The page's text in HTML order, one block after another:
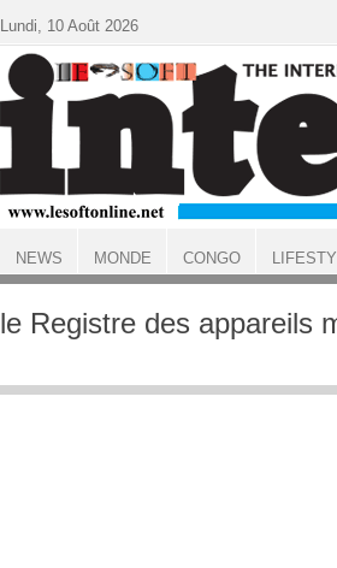
ACCUEIL
le Registre des appareils
Lundi, 10 Août 2026
NEWS MONDE CONGO